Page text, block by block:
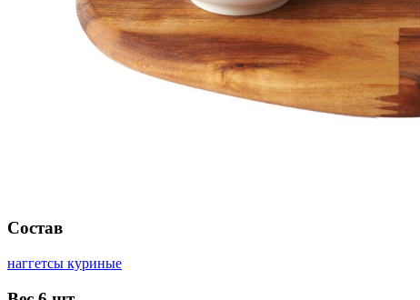
Состав
наггетсы куриные